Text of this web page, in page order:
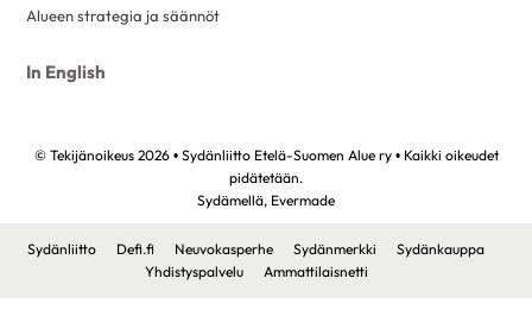
Alueen strategia ja säännöt
In English
© Tekijänoikeus 2026 • Sydänliitto Etelä-Suomen Alue ry • Kaikki oikeudet
pidätetään.
Sydämellä, Evermade
Sydänliitto Defi.fi Neuvokasperhe Sydänmerkki
Sydänkauppa
Yhdistyspalvelu
Ammattilaisnetti